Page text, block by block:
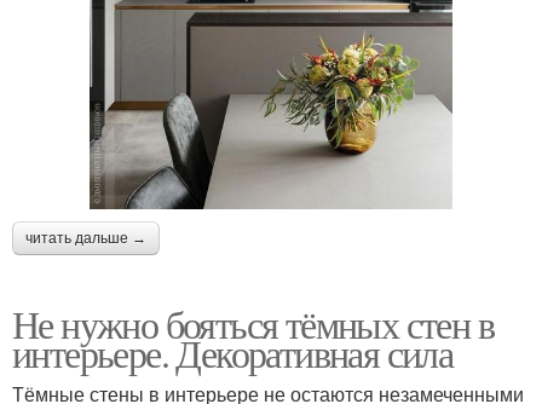
читать дальше →
Не нужно бояться тёмных стен в
интерьере. Декоративная сила
Тёмные стены в интерьере не остаются незамеченными